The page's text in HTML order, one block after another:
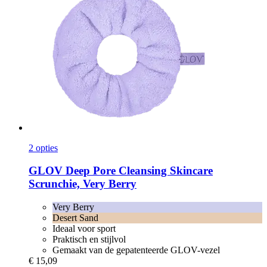
2 opties
GLOV Deep Pore Cleansing Skincare
Scrunchie, Very Berry
Very Berry
Desert Sand
Ideaal voor sport
Praktisch en stijlvol
Gemaakt van de gepatenteerde GLOV-vezel
€ 15,09